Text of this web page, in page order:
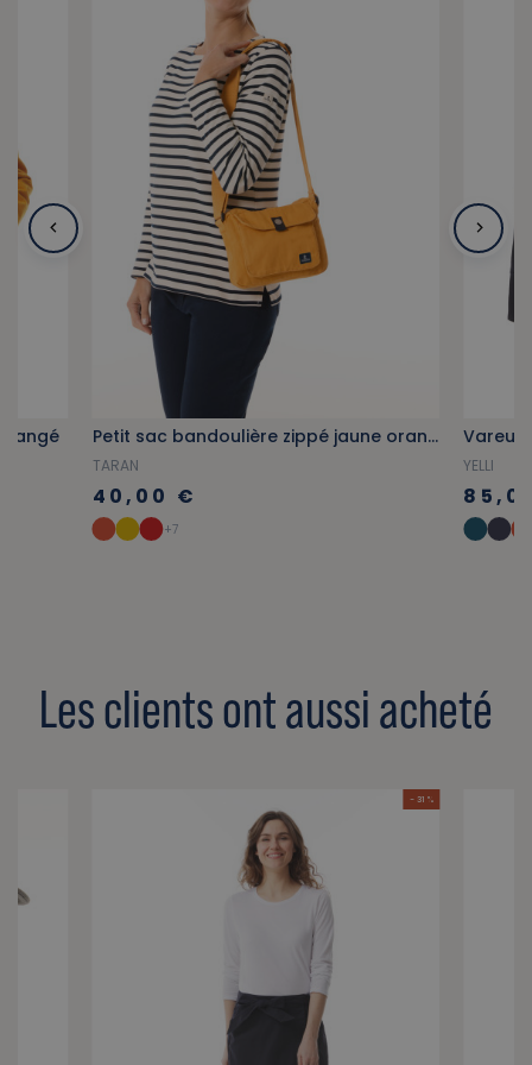
Petit sac bandoulière zippé jaune orangé
TARAN
40,00 €
+7
YELLI
Les clients ont aussi acheté
- 31 %